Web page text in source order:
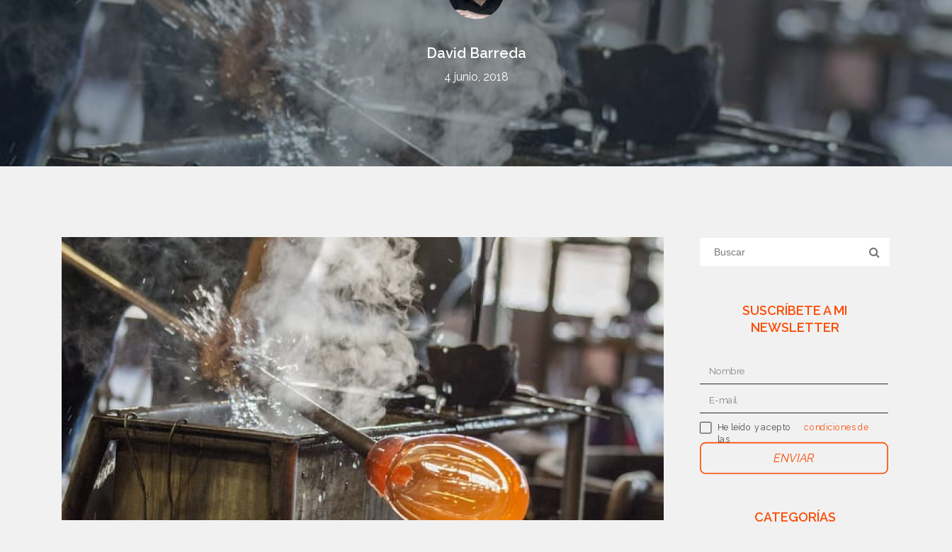
David Barreda
4 junio, 2018
SUSCRÍBETE A MI
NEWSLETTER
ENVIAR
He leído y acepto
las
condiciones de
uso
CATEGORÍAS